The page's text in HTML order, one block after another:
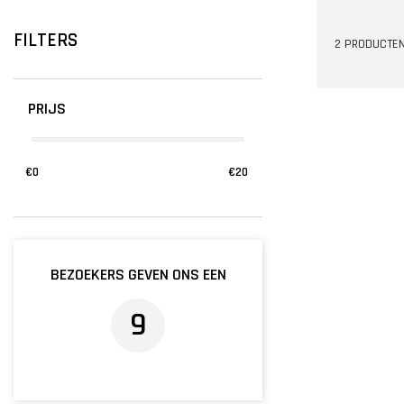
FILTERS
PRIJS
€0 €20
BEZOEKERS GEVEN ONS EEN
9
2